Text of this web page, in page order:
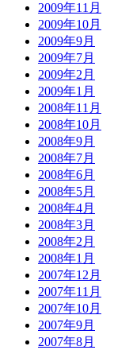
2009年11月
2009年10月
2009年9月
2009年7月
2009年2月
2009年1月
2008年11月
2008年10月
2008年9月
2008年7月
2008年6月
2008年5月
2008年4月
2008年3月
2008年2月
2008年1月
2007年12月
2007年11月
2007年10月
2007年9月
2007年8月